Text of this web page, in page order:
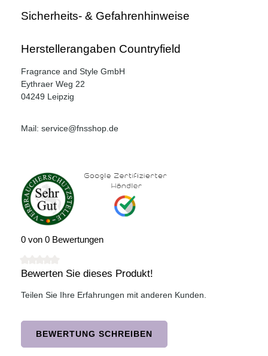
Sicherheits- & Gefahrenhinweise
Herstellerangaben Countryfield
Fragrance and Style GmbH
Eythraer Weg 22
04249 Leipzig
Mail: service@fnsshop.de
0 von 0 Bewertungen
Durchschnittliche Bewertung von 0 von 5 Sternen
Bewerten Sie dieses Produkt!
Teilen Sie Ihre Erfahrungen mit anderen Kunden.
BEWERTUNG SCHREIBEN